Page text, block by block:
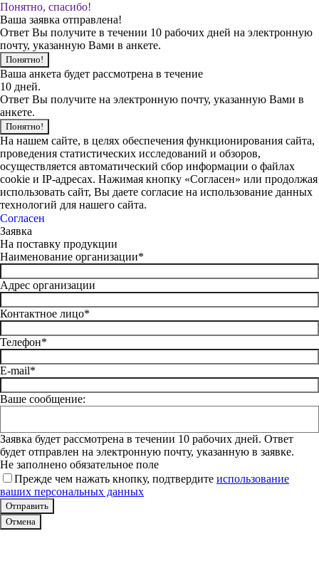
Понятно, спасибо!
Ваша заявка отправлена!
Ответ Вы получите в течении 10 рабочих дней на электронную
почту, указанную Вами в анкете.
Понятно!
Ваша анкета будет рассмотрена в течение
10 дней.
Ответ Вы получите на электронную почту, указанную Вами в
анкете.
Понятно!
На нашем сайте, в целях обеспечения функционирования сайта,
проведения статистических исследований и обзоров,
осуществляется автоматический сбор информации о файлах
cookie и IP-адресах. Нажимая кнопку «Согласен» или продолжая
использовать сайт, Вы даете согласие на использование данных
технологий для нашего сайта.
Согласен
Заявка
На поставку продукции
Наименование организации*
Адрес организации
Контактное лицо*
Телефон*
E-mail*
Ваше сообщение:
Заявка будет рассмотрена в течении 10 рабочих дней. Ответ
будет отправлен на электронную почту, указанную в заявке.
Не заполнено обязательное поле
Прежде чем нажать кнопку, подтвердите использование
ваших персональных данных
Отмена